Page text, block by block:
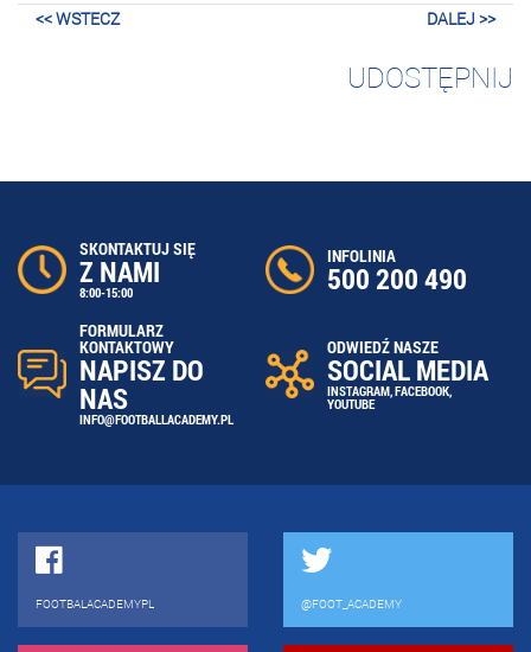
<< WSTECZ DALEJ >>
UDOSTĘPNIJ
SKONTAKTUJ SIĘ
Z NAMI
8:00-15:00
INFOLINIA
500 200 490
FORMULARZ
KONTAKTOWY
NAPISZ DO
NAS
INFO@FOOTBALLACADEMY.PL
ODWIEDŹ NASZE
SOCIAL MEDIA
INSTAGRAM,FACEBOOK,
YOUTUBE
FOOTBALACADEMYPL @FOOT_ACADEMY